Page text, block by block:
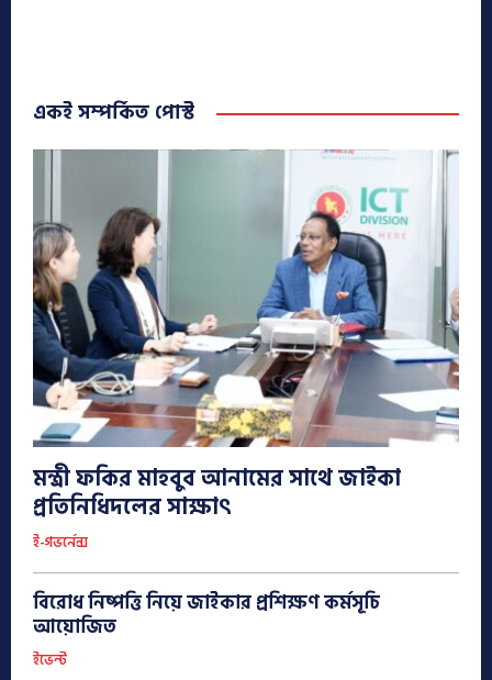
একই সম্পর্কিত পোস্ট
মন্ত্রী ফকির মাহবুব আনামের সাথে জাইকা
প্রতিনিধিদলের সাক্ষাৎ
ই-গভর্নেন্স
বিরোধ নিষ্পত্তি নিয়ে জাইকার প্রশিক্ষণ কর্মসূচি
আয়োজিত
ইভেন্ট